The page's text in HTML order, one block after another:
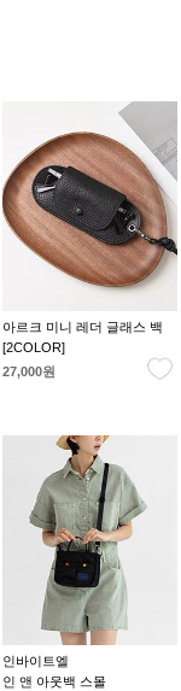
아르크 미니 레더 글래스 백
[2COLOR]
27,000원
인바이트엘
인 앤 아웃백 스몰